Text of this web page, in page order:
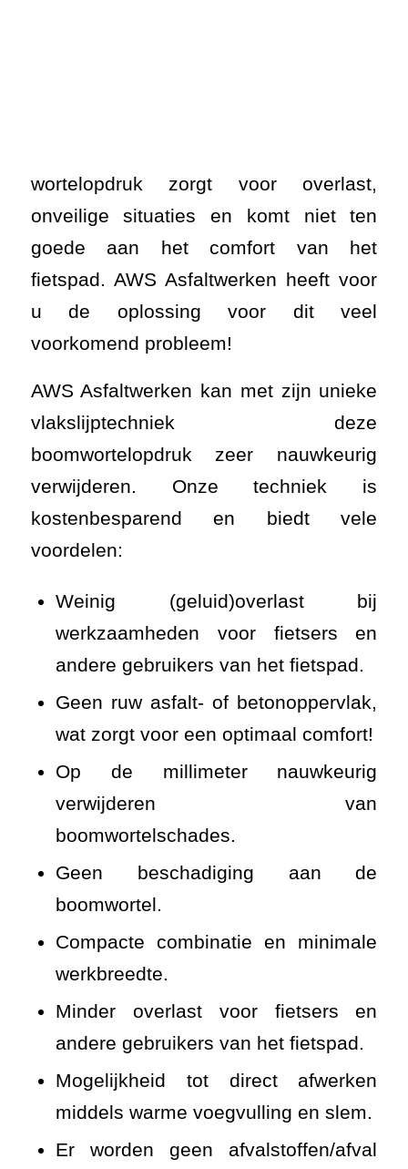
wortelopdruk zorgt voor overlast,
onveilige situaties en komt niet ten
goede aan het comfort van het
fietspad. AWS Asfaltwerken heeft voor
u de oplossing voor dit veel
voorkomend probleem!
AWS Asfaltwerken kan met zijn unieke
vlakslijptechniek deze
boomwortelopdruk zeer nauwkeurig
verwijderen. Onze techniek is
kostenbesparend en biedt vele
voordelen:
Weinig (geluid)overlast bij
werkzaamheden voor fietsers en
andere gebruikers van het fietspad.
Geen ruw asfalt- of betonoppervlak,
wat zorgt voor een optimaal comfort!
Op de millimeter nauwkeurig
verwijderen van
boomwortelschades.
Geen beschadiging aan de
boomwortel.
Compacte combinatie en minimale
werkbreedte.
Minder overlast voor fietsers en
andere gebruikers van het fietspad.
Mogelijkheid tot direct afwerken
middels warme voegvulling en slem.
Er worden geen afvalstoffen/afval